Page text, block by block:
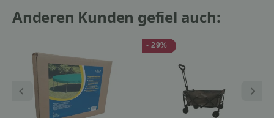
Anderen Kunden gefiel auch:
- 29%